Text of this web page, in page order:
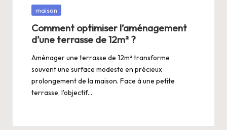
Posted
maison
Comment optimiser l’aménagement
d’une terrasse de 12m² ?
Aménager une terrasse de 12m² transforme
souvent une surface modeste en précieux
prolongement de la maison. Face à une petite
terrasse, l'objectif…